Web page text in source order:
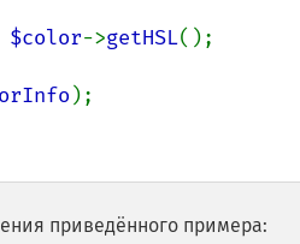
$color->getHSL();
);
приведённого примера: